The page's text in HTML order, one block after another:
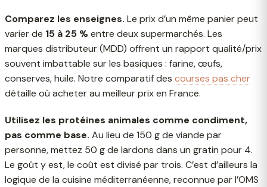
Comparez les enseignes. Le prix d’un même panier peut
varier de 15 à 25 %entre deux supermarchés. Les
marques distributeur (MDD) offrent un rapport qualité/prix
souvent imbattable sur les basiques : farine, œufs,
conserves, huile. Notre comparatif des courses pas cher
détaille où acheter au meilleur prix en France.
Utilisez les protéines animales comme condiment,
pas comme base. Au lieu de 150 g de viande par
personne, mettez 50 g de lardons dans un gratin pour 4.
Le goût y est, le coût est divisé par trois. C’est d’ailleurs la
logique de la cuisine méditerranéenne, reconnue par l’OMS